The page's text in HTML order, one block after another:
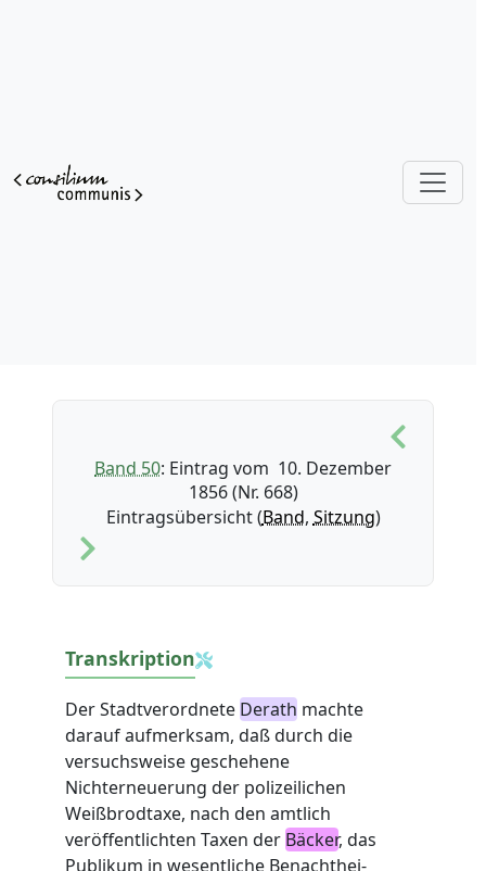
Band 50: Eintrag vom 10. Dezember
1856 (Nr. 668)
Eintragsübersicht (Band, Sitzung)
Transkription
Der Stadtverordnete Derath machte
darauf aufmerksam, daß durch die
versuchsweise geschehene
Nichterneuerung der polizeilichen
Weißbrodtaxe, nach den amtlich
veröffentlichten Taxen der Bäcker, das
Publikum in wesentliche Benachthei-